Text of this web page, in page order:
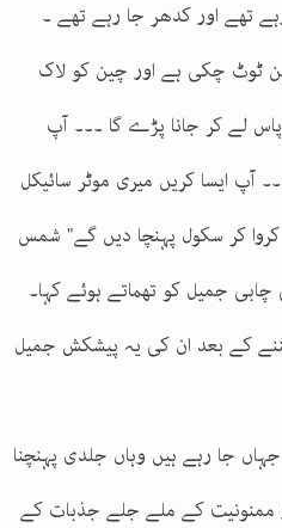
تھے اور کدھر جا رہے تھے ۔
ٹوٹ چکی ہے اور چین کو لاک
لے کر جانا پڑے گا ۔۔۔ آپ
ایسا کریں میری موٹر سائیکل
کر سکول پہنچا دیں گے" شمس
جمیل کو تھماتے ہوئے کہا۔
کے بعد ان کی یہ پیشکش جمیل
جا رہے ہیں وہاں جلدی پہنچنا
کے ملے جلے جذبات کے